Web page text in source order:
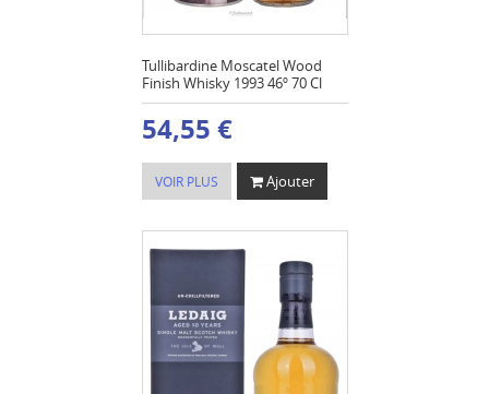
Tullibardine Moscatel Wood
Finish Whisky 1993 46º 70 Cl
54,55 €
VOIR PLUS Ajouter